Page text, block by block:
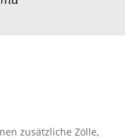
zusätzliche Zölle,